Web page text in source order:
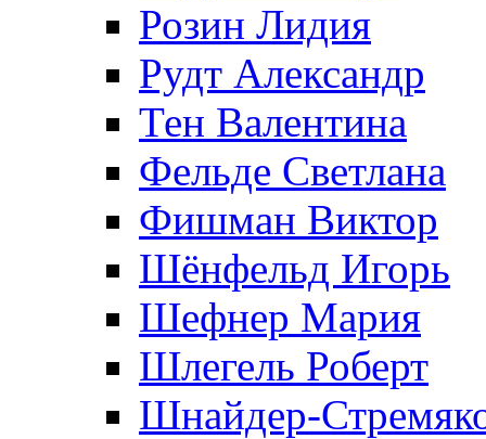
Розин Лидия
Рудт Александр
Тен Валентина
Фельде Светлана
Фишман Виктор
Шёнфельд Игорь
Шефнер Мария
Шлегель Роберт
Шнайдер-